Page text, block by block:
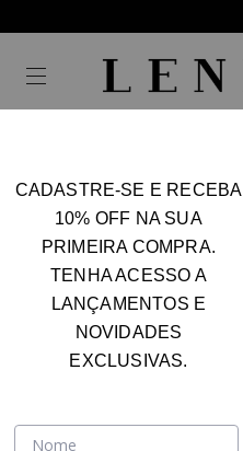
CADASTRE-SE E RECEBA
10% OFF NA SUA
PRIMEIRA COMPRA.
TENHA ACESSO A
LANÇAMENTOS E
NOVIDADES
EXCLUSIVAS.